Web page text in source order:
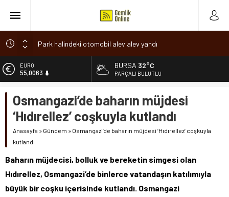
Park halindeki otomobil alev alev yandı
Osmangazi’de baharın müjdesi ‘Hıdırellez’ coşkuyla kutlandı
7 aylık hamileyken evden çıktı, sırra kadem bastı
Romanya’da Hıdırellez Coşkusu
ALTIN
6.543,59
13.798,82
DOLAR
47,7010
EURO
BURSA 32°C
PARÇALI BULUTLU
Osmangazi’de baharın müjdesi
‘Hıdırellez’ coşkuyla kutlandı
Anasayfa » Gündem » Osmangazi’de baharın müjdesi ‘Hıdırellez’ coşkuyla
kutlandı
Baharın müjdecisi, bolluk ve bereketin simgesi olan
Hıdırellez, Osmangazi’de binlerce vatandaşın katılımıyla
büyük bir coşku içerisinde kutlandı. Osmangazi